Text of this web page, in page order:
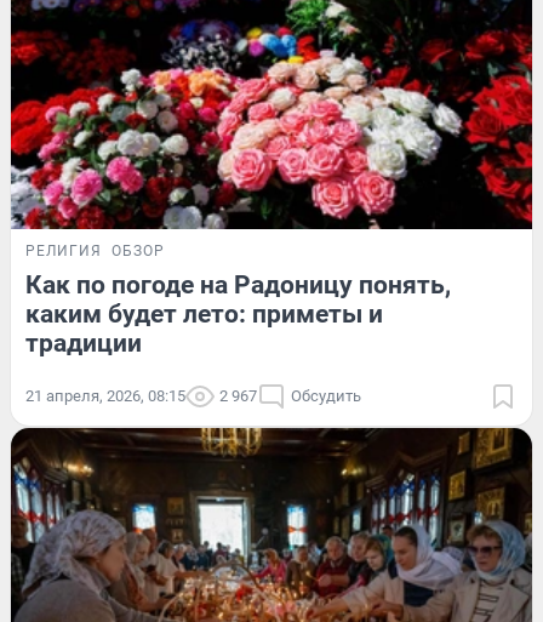
РЕЛИГИЯ ОБЗОР
Как по погоде на Радоницу понять,
каким будет лето: приметы и
традиции
21 апреля, 2026, 08:15 2 967 Обсудить